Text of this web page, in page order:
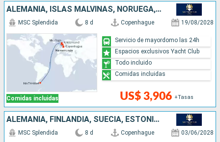
ALEMANIA, ISLAS MALVINAS, NORUEGA, DINAMARCA
Comidas incluidas
MSC Splendida 8 d Copenhague 19/08/2028
US$ 3,906 +Tasas
Servicio de mayordomo las 24h
Espacios exclusivos Yacht Club
Todo incluido
Comidas incluidas
ALEMANIA, FINLANDIA, SUECIA, ESTONIA, DINAMARCA
MSC Splendida 8 d Copenhague 03/06/2028